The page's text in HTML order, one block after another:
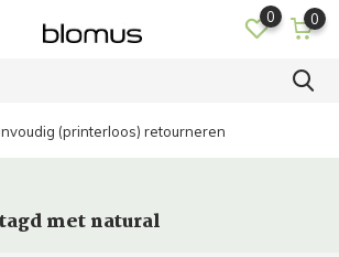
0 0
(printerloos) retourneren
met natural